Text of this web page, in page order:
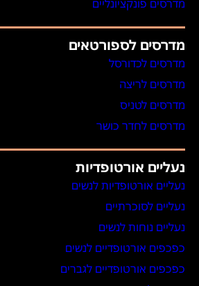
מדרסים פונקציונליים
מדרסים לספורטאים
מדרסים לכדורסל
מדרסים לריצה
מדרסים לטניס
מדרסים לחדר כושר
נעליים אורטופדיות
נעליים אורטופדיות לנשים
נעליים לסוכרתיים
נעליים נוחות לנשים
כפכפים אורטופדיים לנשים
כפכפים אורטופדיים לגברים